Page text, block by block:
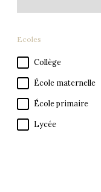
Ecoles
Collège
École maternelle
École primaire
Lycée